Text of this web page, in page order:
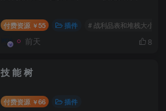
付费资源 ￥55 插件 # 战利品表和堆栈大小GUI
前天 8
技 能 树
付费资源 ￥66 插件